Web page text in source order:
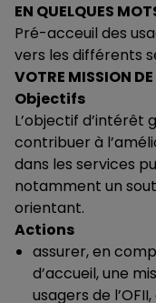
EN QUELQUES
Pré-acceuil des
vers les différents
VOTRE MISSION
Objectifs
L’objectif d’intérêt
contribuer à
dans les services
notamment un
orientant.
Actions
assurer, en
d’accueil, une
usagers de